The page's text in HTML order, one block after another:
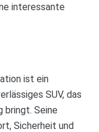
interessante
ist ein
SUV, das
bringt. Seine
Sicherheit und